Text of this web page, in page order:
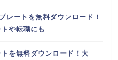
レートを無料ダウンロード！
や転職にも
を無料ダウンロード！大